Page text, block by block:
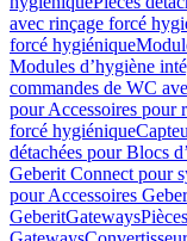
avec rinçage forcé
forcé hygiénique
Modules d’hygiène
commandes de WC
pour Accessoires pour
forcé hygiénique
détachées pour Blocs
Geberit Connect pour
pour Accessoires
GeberitGateways